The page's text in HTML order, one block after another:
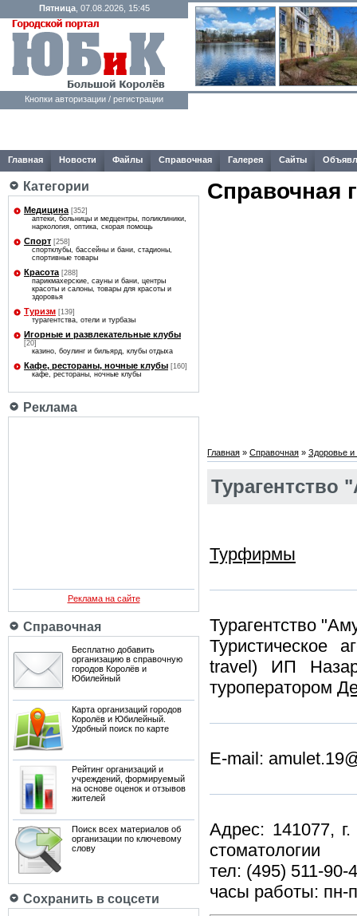
Пятница, 07.08.2026, 15:45
Кнопки авторизации / регистрации
Главная Новости Файлы Справочная Галерея Сайты
Категории
Медицина [352]
аптеки, больницы и медцентры, поликлиники,
наркология, оптика, скорая помощь
Спорт [258]
спортклубы, бассейны и бани, стадионы,
спортивные товары
Красота [288]
парикмахерские, сауны и бани, центры
красоты и салоны, товары для красоты и
здоровья
Туризм [139]
турагентства, отели и турбазы
Игорные и развлекательные клубы
[20]
казино, боулинг и бильярд, клубы отдыха
Кафе, рестораны, ночные клубы [160]
кафе, рестораны, ночные клубы
Реклама
Реклама на сайте
Справочная
Бесплатно добавить
организацию в справочную
городов Королёв и
Юбилейный
Карта организаций городов
Королёв и Юбилейный.
Удобный поиск по карте
Рейтинг организаций и
учреждений, формируемый
на основе оценок и отзывов
жителей
Поиск всех материалов об
организации по ключевому
слову
Сохранить в соцсети
Справочная
Главная » Справочная » Здоровье и
Турагентство
Турфирмы
Турагентство
Туристическое
travel) ИП
туроператором
E-mail:
Адрес: 141077,
стоматологии
тел: (495) 511-90-
часы работы: пн-